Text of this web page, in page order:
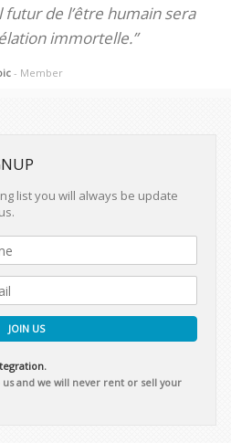
de l’être humain sera
immortelle.”
- Member
list you will always be update
JOIN US
and we will never rent or sell your